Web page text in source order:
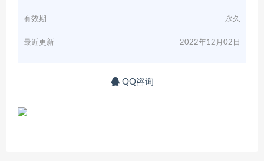
有效期 永久
最近更新 2022年12月02日
QQ咨询